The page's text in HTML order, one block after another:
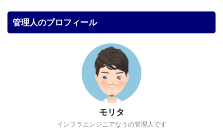
管理人のプロフィール
モリタ
インフラエンジニアなうの管理人です